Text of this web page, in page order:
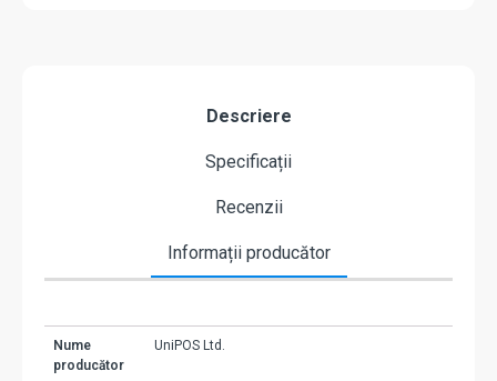
Descriere
Specificații
Recenzii
Informații producător
Nume
producător
UniPOS Ltd.